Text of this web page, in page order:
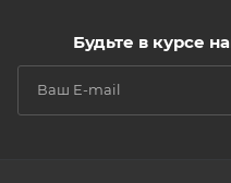
Будьте в курсе